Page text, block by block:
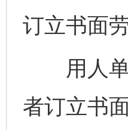
订立书面
用人单
者订立书